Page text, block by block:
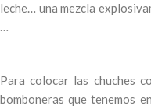
leche… una mezcla
…
Para colocar las chuches
bomboneras que tenemos